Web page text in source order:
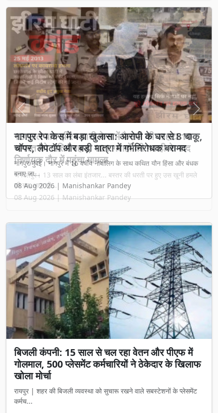
13 साल बाद झीरम घाटी केस में फैसले की आहट! 10
अगस्त को अंतिम बहस, 101 गवाहों की गवाही के बाद
निर्णायक दौर में पहुंचा मामला
जगदलपुर। 13 साल का लंबा इंतजार... बस्तर की धरती पर हुए उस खूनी हमले
की याद आज भी...
08 Aug 2026 | Manishankar Pandey
Previous Next
बिजली कंपनी: 15 साल से चल रहा वेतन और पीएफ में
गोलमाल, 500 प्लेसमेंट कर्मचारियों ने ठेकेदार के खिलाफ
खोला मोर्चा
रायपुर | शहर की बिजली व्यवस्था को सुचारू रखने वाले सबस्टेशनों के प्लेसमेंट
कर्मच...